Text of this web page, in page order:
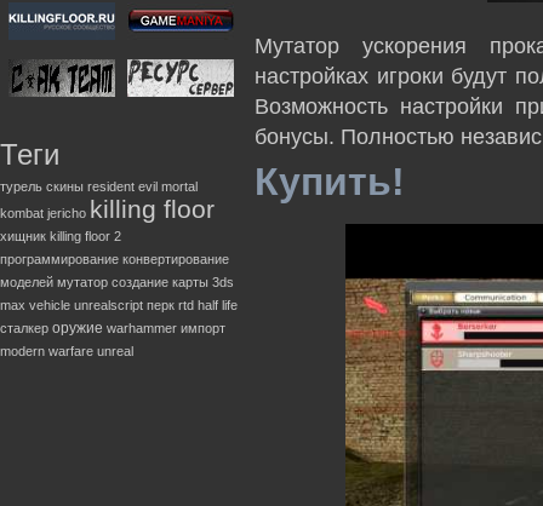
Теги
турель скины resident evil mortal
kombat jericho killing floor
хищник killing floor 2
программирование конвертирование
моделей мутатор создание карты 3ds
max vehicle unrealscript перк rtd half life
сталкер оружие warhammer импорт
modern warfare unreal
Мутатор ускорения
настройках игроки будут
Возможность настройки
бонусы. Полностью
Купить!